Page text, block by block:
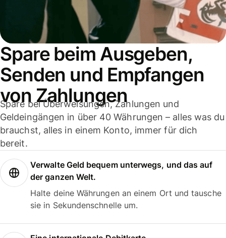
Spare beim Ausgeben,
Senden und Empfangen
von Zahlungen
Spare bei Überweisungen, Zahlungen und
Geldeingängen in über 40 Währungen – alles was du
brauchst, alles in einem Konto, immer für dich
bereit.
Verwalte Geld bequem unterwegs, und das auf
der ganzen Welt.
Halte deine Währungen an einem Ort und tausche
sie in Sekundenschnelle um.